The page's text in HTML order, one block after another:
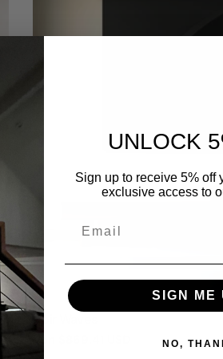
TYP:
Noir Waves
UNLOCK
Sign up to receive 5% off
exclusive access to
SIGN ME
NO,